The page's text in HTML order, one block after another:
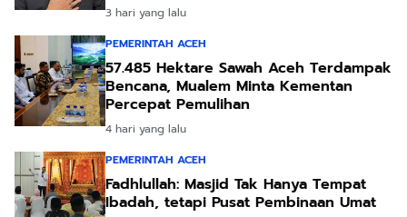
3 hari yang lalu
PEMERINTAH ACEH
57.485 Hektare Sawah Aceh Terdampak
Bencana, Mualem Minta Kementan
Percepat Pemulihan
4 hari yang lalu
PEMERINTAH ACEH
Fadhlullah: Masjid Tak Hanya Tempat
Ibadah, tetapi Pusat Pembinaan Umat